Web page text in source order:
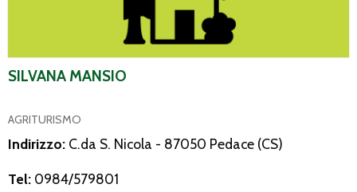
SILVANA MANSIO
AGRITURISMO
Indirizzo: C.da S. Nicola - 87050 Pedace (CS)
Tel: 0984/579801